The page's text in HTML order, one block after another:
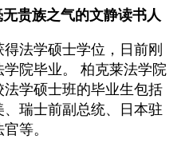
贵族之气的文静读书人
法学硕士学位，日前刚
院毕业。 柏克莱法学院
学硕士班的毕业生包括
瑞士前副总统、日本驻
等。